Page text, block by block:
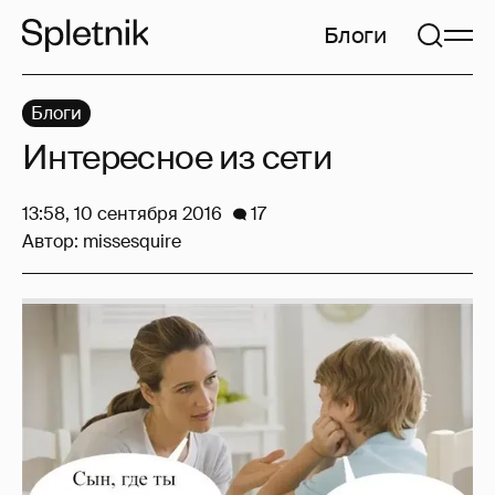
Блоги
Блоги
Интересное из сети
13:58, 10 сентября 2016
17
Автор: missesquire